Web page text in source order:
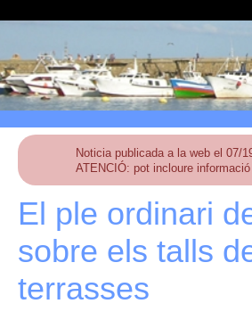
Noticia publicada a la web el 07/
ATENCIÓ: pot incloure
El ple ordinari
sobre els talls
terrasses